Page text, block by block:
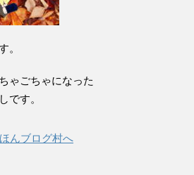
。
ゃごちゃになった
です。